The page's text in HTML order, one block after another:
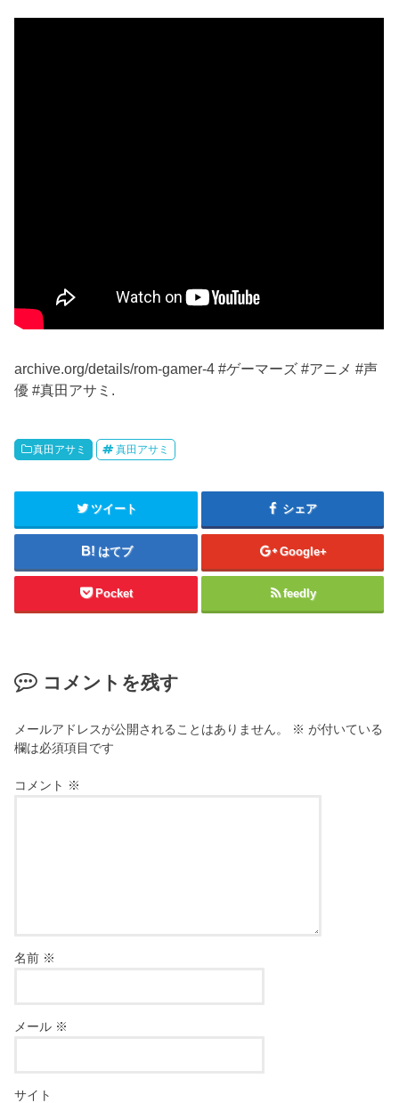
archive.org/details/rom-gamer-4 #ゲーマーズ #アニメ #声
優 #真田アサミ.
真田アサミ 真田アサミ
ツイート シェア
はてブ Google+
Pocket feedly
コメントを残す
メールアドレスが公開されることはありません。 ※ が付いている
欄は必須項目です
コメント ※
名前 ※
メール ※
サイト